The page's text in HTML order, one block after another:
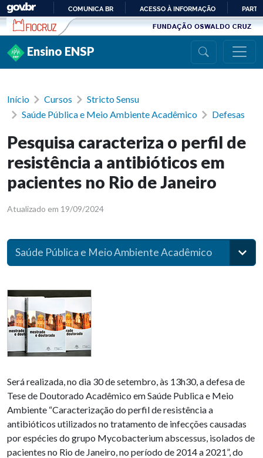
Ir para conteúdo
PARA
COMUNICA BR ACESSO À INFORMAÇÃO
Ensino ENSP
Início Cursos
Stricto Sensu
Saúde Pública e Meio Ambiente Acadêmico
Defesas
Pesquisa caracteriza o perfil de
resistência a antibióticos em
pacientes no Rio de Janeiro
Atualizado em 19/09/2024
Saúde Pública e Meio Ambiente Acadêmico
Será realizada, no dia 30 de setembro, às 13h30, a defesa de
Tese de Doutorado Acadêmico em Saúde Publica e Meio
Ambiente “Caracterização do perfil de resistência a
antibióticos utilizados no tratamento de infecções causadas
por espécies do grupo Mycobacterium abscessus, isolados de
pacientes no Rio de Janeiro, no período de 2014 a 2021”, do